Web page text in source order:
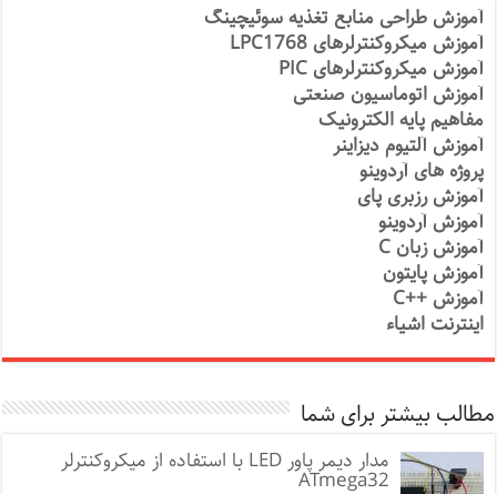
آموزش طراحی منابع تغذیه سوئیچینگ
آموزش میکروکنترلرهای LPC1768
آموزش میکروکنترلرهای PIC
آموزش اتوماسیون صنعتی
مفاهیم پایه الکترونیک
آموزش آلتیوم دیزاینر
پروژه های آردوینو
آموزش رزبری پای
آموزش آردوینو
آموزش زبان C
آموزش پایتون
آموزش ++C
اینترنت اشیاء
مطالب بیشتر برای شما
مدار دیمر پاور LED با استفاده از میکروکنترلر
ATmega32